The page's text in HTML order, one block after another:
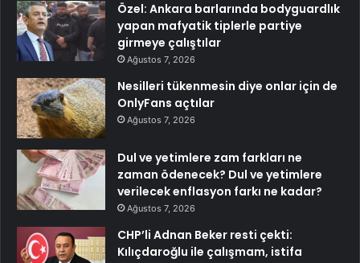
Özel: Ankara barlarında bodyguardlık
yapan mafyatik tiplerle partiye
girmeye çalıştılar
Ağustos 7, 2026
Nesilleri tükenmesin diye onlar için de
OnlyFans açtılar
Ağustos 7, 2026
Dul ve yetimlere zam farkları ne
zaman ödenecek? Dul ve yetimlere
verilecek enflasyon farkı ne kadar?
Ağustos 7, 2026
CHP’li Adnan Beker resti çekti:
Kılıçdaroğlu ile çalışmam, istifa